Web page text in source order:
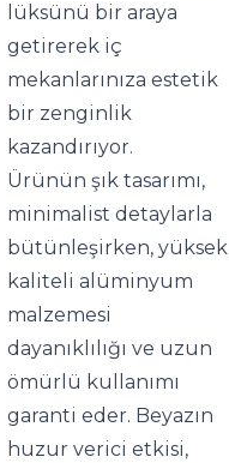
lüksünü bir araya
getirerek iç
mekanlarınıza estetik
bir zenginlik
kazandırıyor.
Ürünün şık tasarımı,
minimalist detaylarla
bütünleşirken, yüksek
kaliteli alüminyum
malzemesi
dayanıklılığı ve uzun
ömürlü kullanımı
garanti eder. Beyazın
huzur verici etkisi,